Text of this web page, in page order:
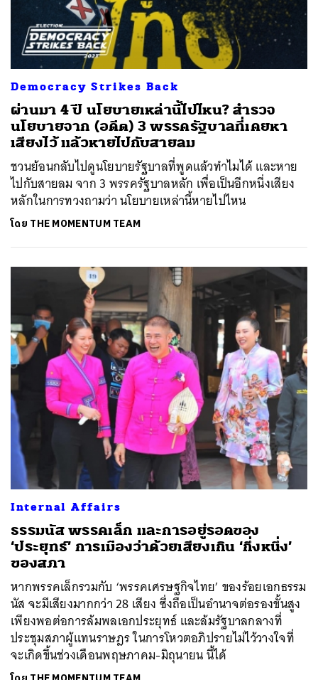
Democracy Strikes Back
ผ่านมา 4 ปี นโยบายเหล่านี้ไปไหน? สำรวจ
นโยบายจาก (อดีต) 3 พรรครัฐบาลที่เคยหา
เสียงไว้ แล้วหายไปกับสายลม
ชวนย้อนกลับไปดูนโยบายรัฐบาลที่พูดแล้วทำไมได้ และหาย
ไปกับสายลม จาก 3 พรรครัฐบาลหลัก เพื่อเป็นอีกหนึ่งเสียง
หลักในการทวงถามว่า นโยบายเหล่านี้หายไปไหน
โดย THE MOMENTUM TEAM
Internal Affairs
ธรรมนัส พรรคเล็ก และการอยู่รอดของ
‘ประยุทธ์’ การเมืองว่าด้วยเสียงเกิน ‘กึ่งหนึ่ง’
ของสภา
หากพรรคเล็กรวมกับ ‘พรรคเศรษฐกิจไทย’ ของร้อยเอกธรรม
นัส จะมีเสียงมากกว่า 28 เสียง ซึ่งถือเป็นอำนาจต่อรองขั้นสูง
เพียงพอต่อการล้มพลเอกประยุทธ์ และล้มรัฐบาลกลางที่
ประชุมสภาผู้แทนราษฎร ในการโหวตอภิปรายไม่ไว้วางใจที่
จะเกิดขึ้นช่วงเดือนพฤษภาคม-มิถุนายน นี้ได้